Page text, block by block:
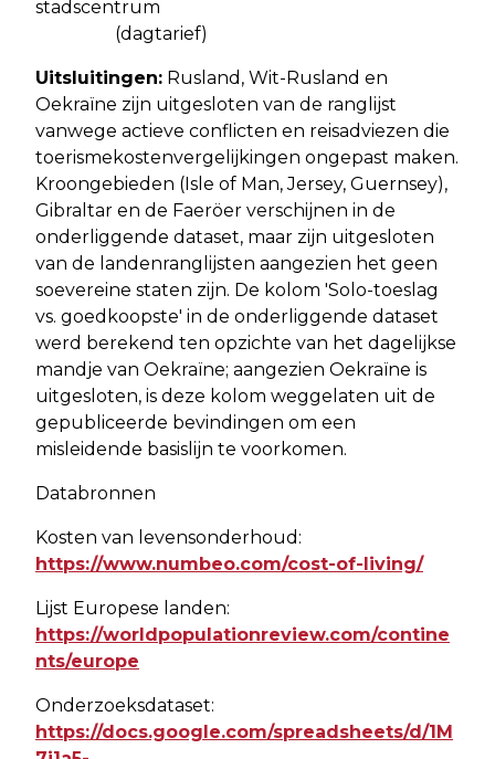
stadscentrum
(dagtarief)
Uitsluitingen: Rusland, Wit-Rusland en
Oekraïne zijn uitgesloten van de ranglijst
vanwege actieve conflicten en reisadviezen die
toerismekostenvergelijkingen ongepast maken.
Kroongebieden (Isle of Man, Jersey, Guernsey),
Gibraltar en de Faeröer verschijnen in de
onderliggende dataset, maar zijn uitgesloten
van de landenranglijsten aangezien het geen
soevereine staten zijn. De kolom 'Solo-toeslag
vs. goedkoopste' in de onderliggende dataset
werd berekend ten opzichte van het dagelijkse
mandje van Oekraïne; aangezien Oekraïne is
uitgesloten, is deze kolom weggelaten uit de
gepubliceerde bevindingen om een
misleidende basislijn te voorkomen.
Databronnen
Kosten van levensonderhoud:
https://www.numbeo.com/cost-of-living/
Lijst Europese landen:
https://worldpopulationreview.com/contine
nts/europe
Onderzoeksdataset:
https://docs.google.com/spreadsheets/d/1M